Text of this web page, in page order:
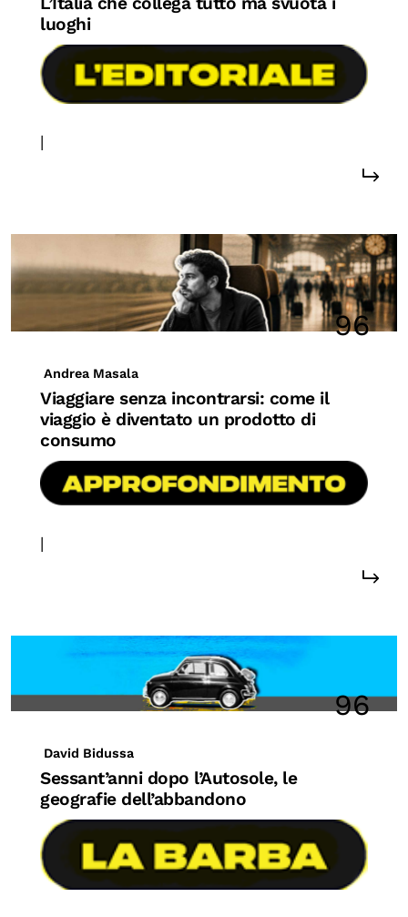
luoghi
|
96
Andrea Masala
Viaggiare senza incontrarsi: come il
viaggio è diventato un prodotto di
consumo
|
96
David Bidussa
Sessant’anni dopo l’Autosole, le
geografie dell’abbandono